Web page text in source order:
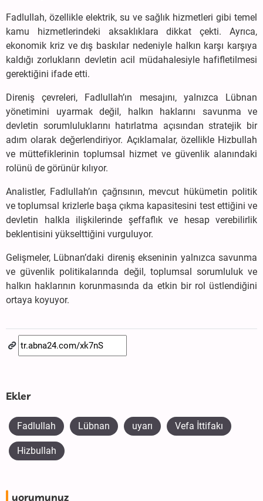
Fadlullah, özellikle elektrik, su ve sağlık hizmetleri gibi temel
kamu hizmetlerindeki aksaklıklara dikkat çekti. Ayrıca,
ekonomik kriz ve dış baskılar nedeniyle halkın karşı karşıya
kaldığı zorlukların devletin acil müdahalesiyle hafifletilmesi
gerektiğini ifade etti.
Direniş çevreleri, Fadlullah’ın mesajını, yalnızca Lübnan
yönetimini uyarmak değil, halkın haklarını savunma ve
devletin sorumluluklarını hatırlatma açısından stratejik bir
adım olarak değerlendiriyor. Açıklamalar, özellikle Hizbullah
ve müttefiklerinin toplumsal hizmet ve güvenlik alanındaki
rolünü de görünür kılıyor.
Analistler, Fadlullah’ın çağrısının, mevcut hükümetin politik
ve toplumsal krizlerle başa çıkma kapasitesini test ettiğini ve
devletin halkla ilişkilerinde şeffaflık ve hesap verebilirlik
beklentisini yükselttiğini vurguluyor.
Gelişmeler, Lübnan’daki direniş ekseninin yalnızca savunma
ve güvenlik politikalarında değil, toplumsal sorumluluk ve
halkın haklarının korunmasında da etkin bir rol üstlendiğini
ortaya koyuyor.
Ekler
Fadlullah Lübnan uyarı Vefa İttifakı
Hizbullah